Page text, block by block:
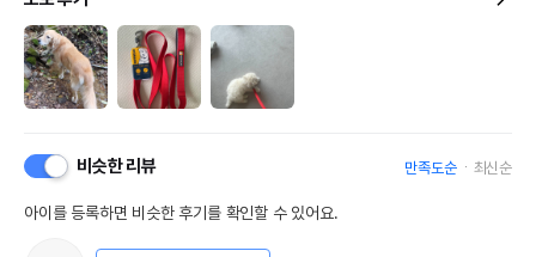
비슷한 리뷰 만족도순 최신순
아이를 등록하면 비슷한 후기를 확인할 수 있어요.